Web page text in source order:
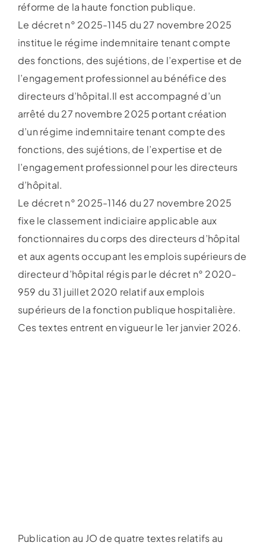
réforme de la haute fonction publique.
Le décret n° 2025-1145 du 27 novembre 2025
institue le régime indemnitaire tenant compte
des fonctions, des sujétions, de l’expertise et de
l’engagement professionnel au bénéfice des
directeurs d’hôpital.Il est accompagné d’un
arrêté du 27 novembre 2025 portant création
d’un régime indemnitaire tenant compte des
fonctions, des sujétions, de l’expertise et de
l’engagement professionnel pour les directeurs
d’hôpital.
Le décret n° 2025-1146 du 27 novembre 2025
fixe le classement indiciaire applicable aux
fonctionnaires du corps des directeurs d’hôpital
et aux agents occupant les emplois supérieurs de
directeur d’hôpital régis par le décret n° 2020-
959 du 31 juillet 2020 relatif aux emplois
supérieurs de la fonction publique hospitalière.
Ces textes entrent en vigueur le 1er janvier 2026.
Publication au JO de quatre textes relatifs au